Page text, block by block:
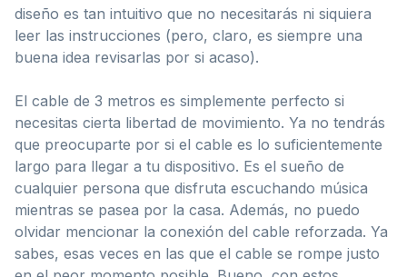
diseño es tan intuitivo que no necesitarás ni siquiera
leer las instrucciones (pero, claro, es siempre una
buena idea revisarlas por si acaso).
El cable de 3 metros es simplemente perfecto si
necesitas cierta libertad de movimiento. Ya no tendrás
que preocuparte por si el cable es lo suficientemente
largo para llegar a tu dispositivo. Es el sueño de
cualquier persona que disfruta escuchando música
mientras se pasea por la casa. Además, no puedo
olvidar mencionar la conexión del cable reforzada. Ya
sabes, esas veces en las que el cable se rompe justo